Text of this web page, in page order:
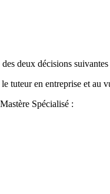
deux décisions
tuteur en entreprise et au
Spécialisé :